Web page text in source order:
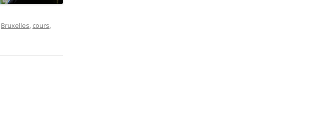
Bruxelles, cours,